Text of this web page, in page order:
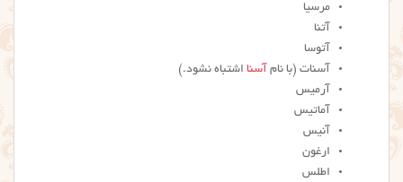
مرسیا
آتنا
آتوسا
آسنات (با نام آسنا اشتباه نشود.)
آرمیس
آماتیس
آنیس
ارغون
اطلس